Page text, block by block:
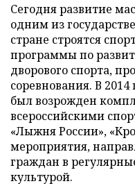
Сегодня развитие
одним из
стране строятся
программы по
дворового спорта,
соревнования. В
был возрожден
всероссийскими
«Лыжня России»,
мероприятия,
граждан в
культурой.